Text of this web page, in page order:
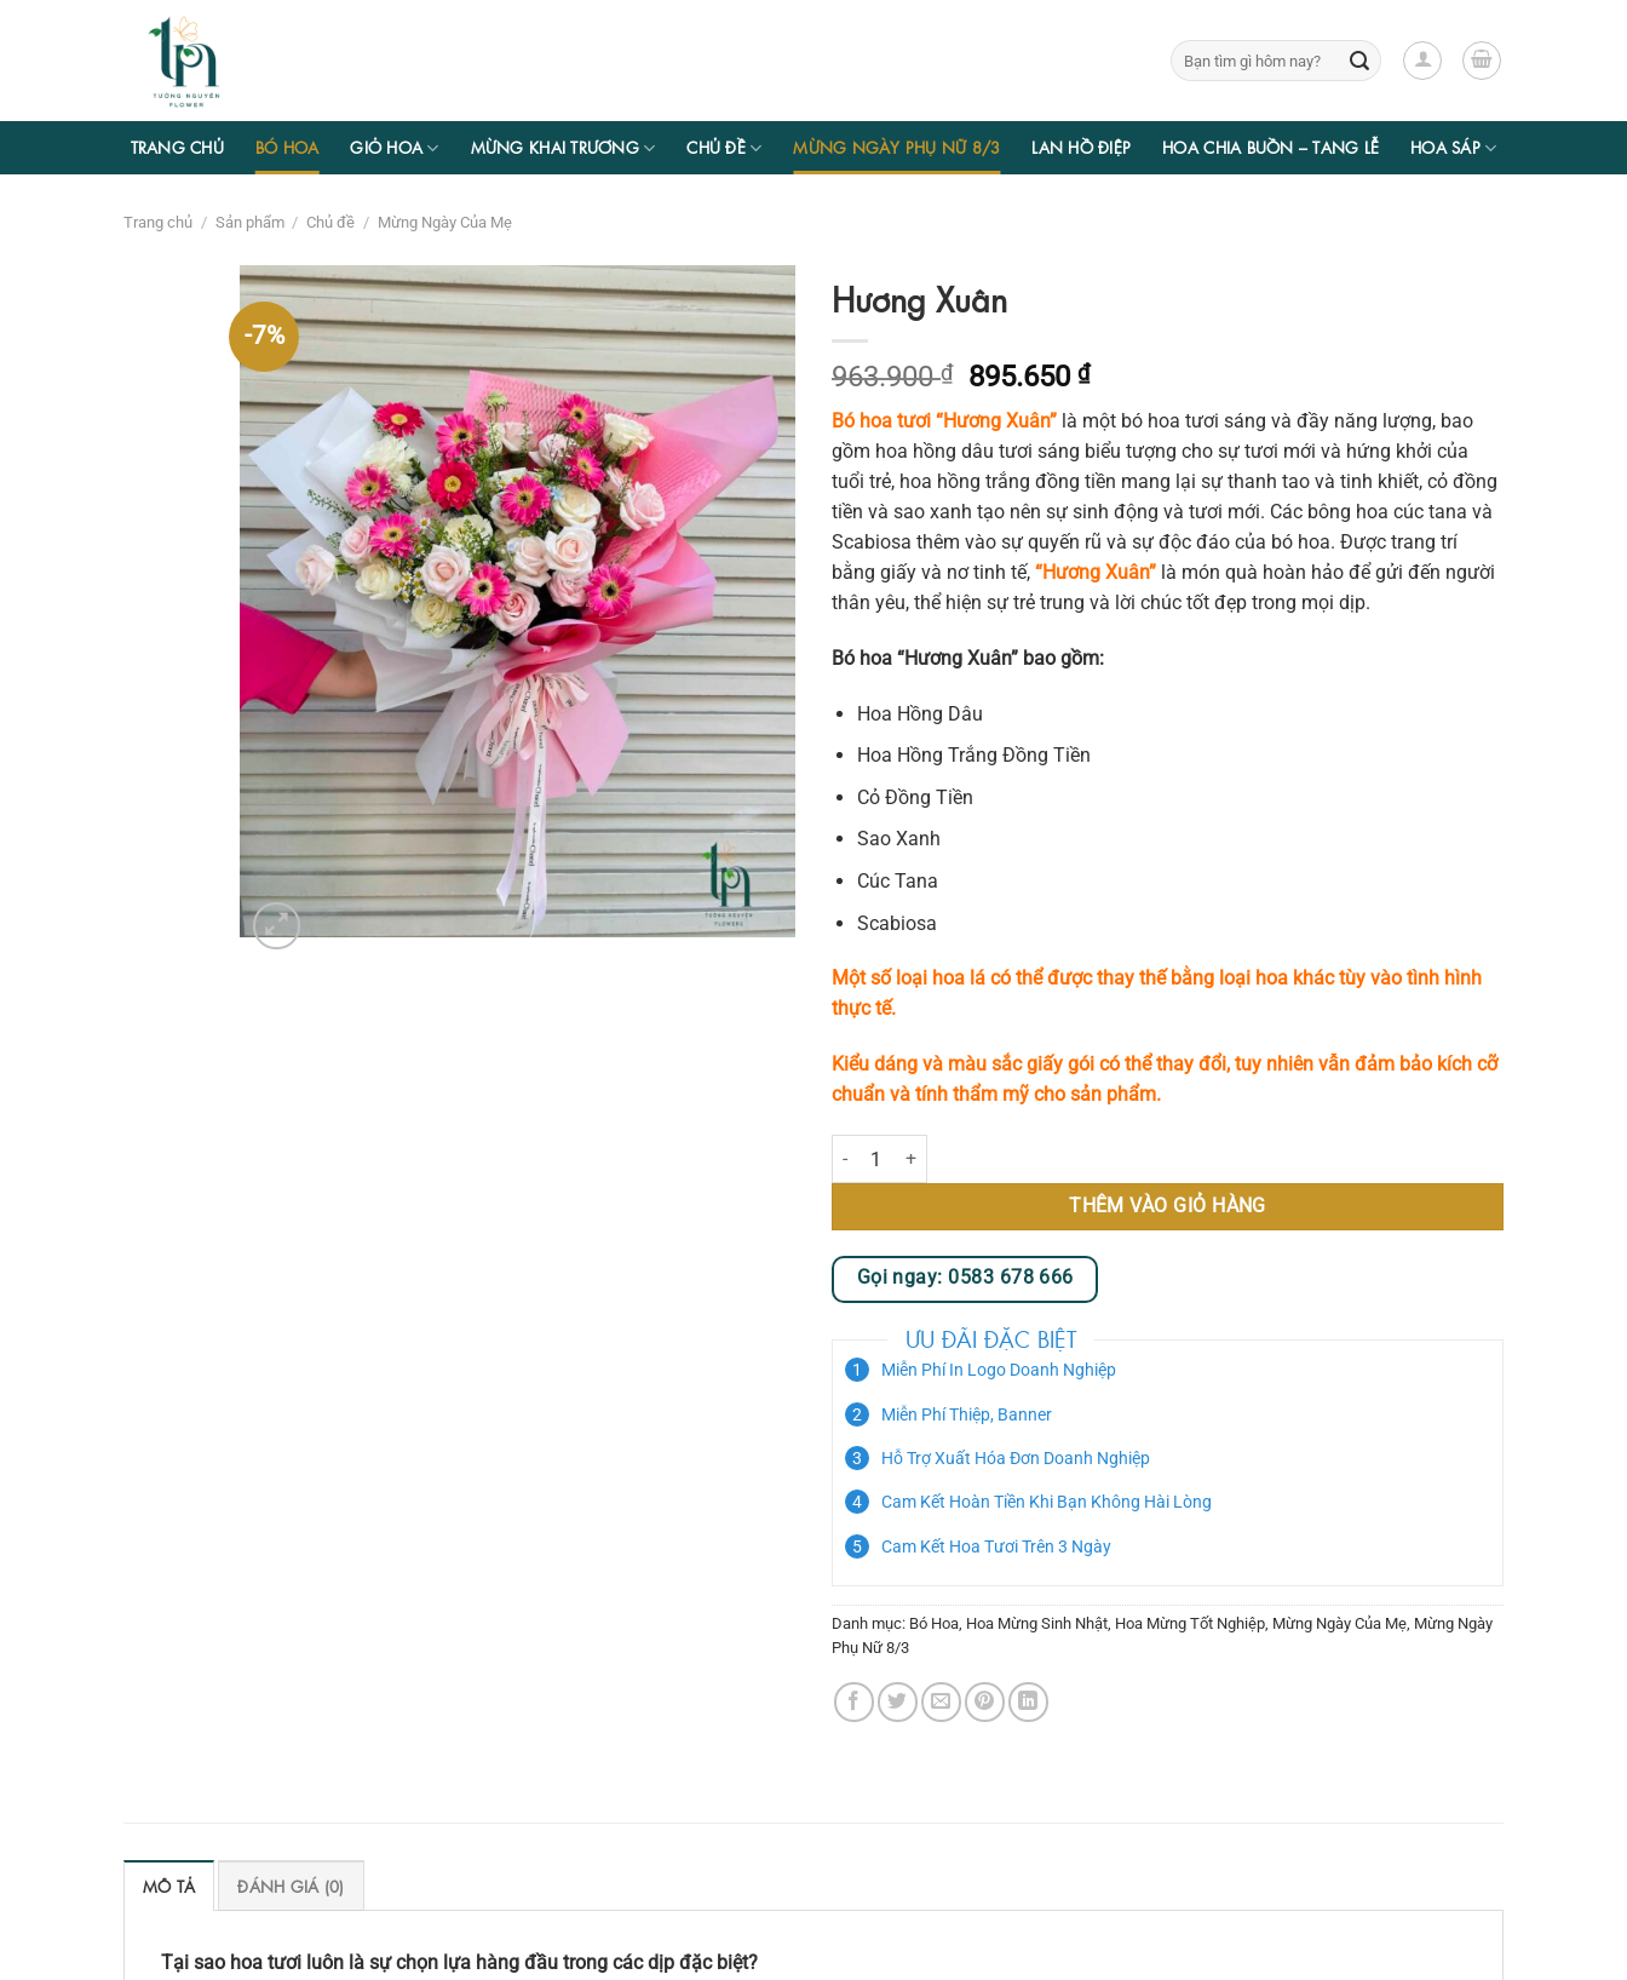
Tìm
kiếm:
TRANG CHỦ BÓ HOA GIỎ HOA MỪNG KHAI TRƯƠNG CHỦ ĐỀ MỪNG NGÀY PHỤ NỮ 8/3 LAN HỒ ĐIỆP HOA CHIA BUỒN – TANG LỄ HOA SÁP
Trang chủ / Sản phẩm / Chủ đề / Mừng Ngày Của Mẹ
-7%
Hương Xuân
963.900₫
Giá
gốc
là:
963.900 ₫.
895.650₫Giá
hiện
tại
là:
895.650 ₫.
Bó hoa tươi “Hương Xuân” là một bó hoa tươi sáng và đầy năng lượng, bao
gồm hoa hồng dâu tươi sáng biểu tượng cho sự tươi mới và hứng khởi của
tuổi trẻ, hoa hồng trắng đồng tiền mang lại sự thanh tao và tinh khiết, cỏ đồng
tiền và sao xanh tạo nên sự sinh động và tươi mới. Các bông hoa cúc tana và
Scabiosa thêm vào sự quyến rũ và sự độc đáo của bó hoa. Được trang trí
bằng giấy và nơ tinh tế, “Hương Xuân” là món quà hoàn hảo để gửi đến người
thân yêu, thể hiện sự trẻ trung và lời chúc tốt đẹp trong mọi dịp.
Bó hoa “Hương Xuân” bao gồm:
Hoa Hồng Dâu
Hoa Hồng Trắng Đồng Tiền
Cỏ Đồng Tiền
Sao Xanh
Cúc Tana
Scabiosa
Một số loại hoa lá có thể được thay thế bằng loại hoa khác tùy vào tình hình
thực tế.
Kiểu dáng và màu sắc giấy gói có thể thay đổi, tuy nhiên vẫn đảm bảo kích cỡ
chuẩn và tính thẩm mỹ cho sản phẩm.
Hương Xuân số lượng
THÊM VÀO GIỎ HÀNG
Gọi ngay: 0583 678 666
ƯU ĐÃI ĐẶC BIỆT
Miễn Phí In Logo Doanh Nghiệp
Miễn Phí Thiệp, Banner
Hỗ Trợ Xuất Hóa Đơn Doanh Nghiệp
Cam Kết Hoàn Tiền Khi Bạn Không Hài Lòng
Cam Kết Hoa Tươi Trên 3 Ngày
Danh mục: Bó Hoa, Hoa Mừng Sinh Nhật, Hoa Mừng Tốt Nghiệp, Mừng Ngày Của Mẹ, Mừng Ngày
Phụ Nữ 8/3
MÔ TẢ ĐÁNH GIÁ (0)
Tại sao hoa tươi luôn là sự chọn lựa hàng đầu trong các dịp đặc biệt?